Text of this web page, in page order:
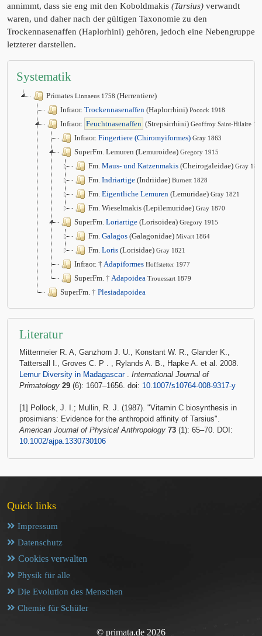
annimmt, dass sie eng mit den Koboldmakis (Tarsius) verwandt
waren, und daher nach der gültigen Taxonomie zu den
Trockennasenaffen (Haplorhini) gehören, jedoch eine Nebengruppe
letzterer darstellen.
Systematik
Primates Linnaeus 1758 (Herrentiere)
Infraor. Trockennasenaffen (Haplorrhini) Pocock 1918
Infraor. Feuchtnasenaffen (Strepsirrhini) Geoffroy Saint-Hilaire
Infraor. Fingertiere (Chiromyiformes) Gray 1863
SuperFm. Lemuren (Lemuroidea) Gregory 1915
Fm. Maus- und Katzenmakis (Cheirogaleidae) Gray
Fm. Indriartige (Indriidae) Burnett 1828
Fm. Eigentliche Lemuren (Lemuridae) Gray 1821
Fm. Wieselmakis (Lepilemuridae) Gray 1870
SuperFm. Loriartige (Lorisoidea) Gregory 1915
Fm. Galagos (Galagonidae) Mivart 1864
Fm. Loris (Lorisidae) Gray 1821
Infraor. † Adapiformes Hoffstetter 1977
SuperFm. † Adapoidea Trouessart 1879
SuperFm. † Plesiadapoidea
Literatur
Mittermeier R. A, Ganzhorn J. U., Konstant W. R., Glander K.,
Tattersall I., Groves C. P
. , Rylands A. B., Hapke A. et al. 2008.
Lemur Diversity in Madagascar. International Journal of
Primatology 29 (6): 1607–1656. doi: 10.1007/s10764-008-9317-y
[1] Pollock, J. I.; Mullin, R. J. (1987). "Vitamin C biosynthesis in
prosimians: Evidence for the anthropoid affinity of Tarsius".
American Journal of Physical Anthropology 73 (1): 65–70. DOI:
10.1002/ajpa.1330730106
Quick links
Impressum
Datenschutz
Cookies verwalten
Physik für alle
Die Evolution des Menschen
Chemie für Schüler
© primata.de 2026